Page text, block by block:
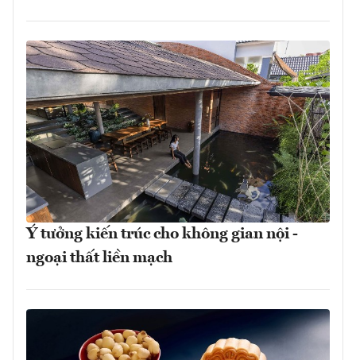
Ý tưởng kiến trúc cho không gian nội -
ngoại thất liền mạch